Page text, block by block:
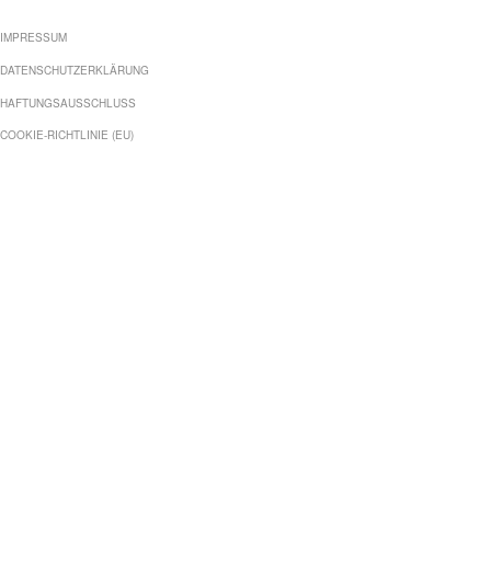
IMPRESSUM
DATENSCHUTZERKLÄRUNG
HAFTUNGSAUSSCHLUSS
COOKIE-RICHTLINIE (EU)